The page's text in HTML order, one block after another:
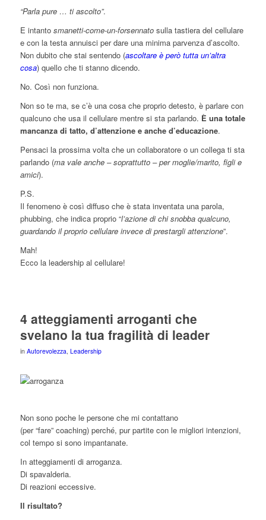
“Parla pure … ti ascolto”.
E intanto smanetti-come-un-forsennato sulla tastiera del cellulare
e con la testa annuisci per dare una minima parvenza d’ascolto.
Non dubito che stai sentendo (ascoltare è però tutta un’altra
cosa) quello che ti stanno dicendo.
No. Così non funziona.
Non so te ma, se c’è una cosa che proprio detesto, è parlare con
qualcuno che usa il cellulare mentre si sta parlando. È una totale
mancanza di tatto, d’attenzione e anche d’educazione.
Pensaci la prossima volta che un collaboratore o un collega ti sta
parlando (ma vale anche – soprattutto – per moglie/marito, figli e
amici).
P.S.
Il fenomeno è così diffuso che è stata inventata una parola,
phubbing, che indica proprio “l’azione di chi snobba qualcuno,
guardando il proprio cellulare invece di prestargli attenzione”.
Mah!
Ecco la leadership al cellulare!
4 atteggiamenti arroganti che
svelano la tua fragilità di leader
in Autorevolezza, Leadership
Non sono poche le persone che mi contattano
(per “fare” coaching) perché, pur partite con le migliori intenzioni,
col tempo si sono impantanate.
In atteggiamenti di arroganza.
Di spavalderia.
Di reazioni eccessive.
Il risultato?